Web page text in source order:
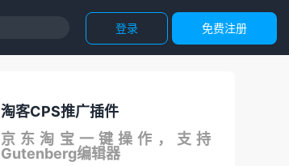
登录 免费注册
淘客CPS推广插件
京东淘宝一键操作，支持
Gutenberg编辑器